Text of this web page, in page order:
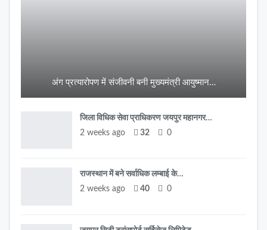
अंग प्रत्यारोपण में संजीवनी बनी मुख्यमंत्री आयुष्मान…
जिला विधिक सेवा प्राधिकरण जयपुर महानगर…
2 weeks ago
32 0
राजस्थान में बने सर्वाधिक लम्बाई के…
2 weeks ago
40 0